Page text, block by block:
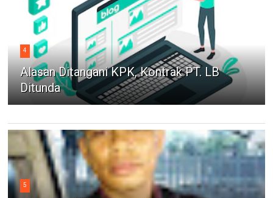
4
Alasan Ditangani KPK, Kontrak PT. LB
Ditunda
5